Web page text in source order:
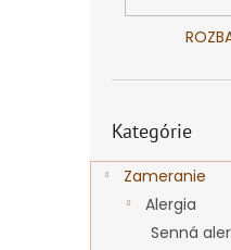
kategórie
Kategórie
Zameranie
Alergia
Senná